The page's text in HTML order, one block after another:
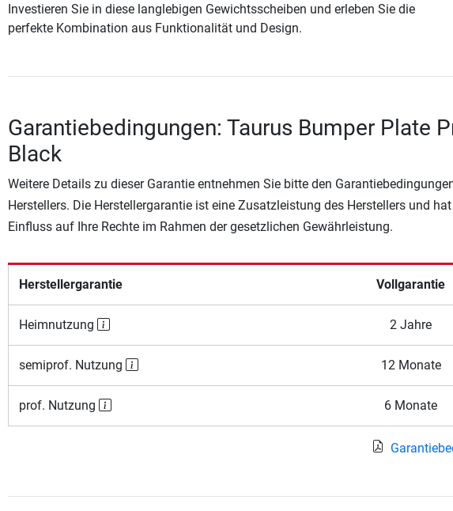
Investieren Sie in diese langlebigen Gewichtsscheiben und erleben Sie die
perfekte Kombination aus Funktionalität und Design.
Garantiebedingungen: Taurus Bumper Plate
Black
Weitere Details zu dieser Garantie entnehmen Sie bitte den
Herstellers. Die Herstellergarantie ist eine Zusatzleistung des Herstellers und
Einfluss auf Ihre Rechte im Rahmen der gesetzlichen Gewährleistung.
Herstellergarantie Vollgarantie
Heimnutzung 2 Jahre
semiprof. Nutzung 12 Monate
prof. Nutzung 6 Monate